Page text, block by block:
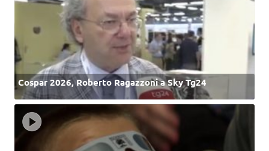
Cospar 2026, Roberto Ragazzoni a Sky Tg24